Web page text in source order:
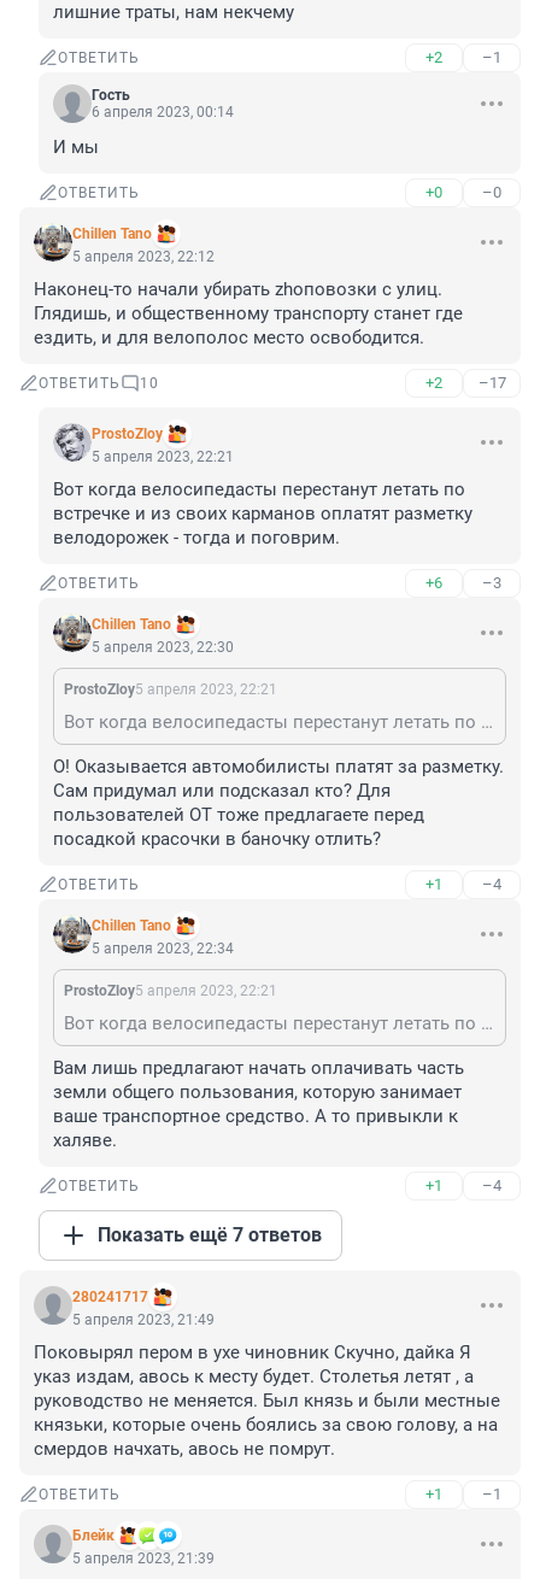
лишние траты, нам некчему
ОТВЕТИТЬ +2 –1
Гость
6 апреля 2023, 00:14
И мы
ОТВЕТИТЬ +0 –0
Chillen Tano
5 апреля 2023, 22:12
Наконец-то начали убирать zhоповозки с улиц.
Глядишь, и общественному транспорту станет где
ездить, и для велополос место освободится.
ОТВЕТИТЬ 10 +2 –17
ProstoZloy
5 апреля 2023, 22:21
Вот когда велосипедасты перестанут летать по
встречке и из своих карманов оплатят разметку
велодорожек - тогда и поговрим.
ОТВЕТИТЬ +6 –3
Chillen Tano
5 апреля 2023, 22:30
ProstoZloy5 апреля 2023, 22:21
Вот когда велосипедасты перестанут летать по встречке и из своих карманов оплатят разметку велодорожек - тогда и поговрим.
О! Оказывается автомобилисты платят за разметку.
Сам придумал или подсказал кто? Для
пользователей ОТ тоже предлагаете перед
посадкой красочки в баночку отлить?
ОТВЕТИТЬ +1 –4
Chillen Tano
5 апреля 2023, 22:34
ProstoZloy5 апреля 2023, 22:21
Вот когда велосипедасты перестанут летать по встречке и из своих карманов оплатят разметку велодорожек - тогда и поговрим.
Вам лишь предлагают начать оплачивать часть
земли общего пользования, которую занимает
ваше транспортное средство. А то привыкли к
халяве.
ОТВЕТИТЬ +1 –4
Показать ещё 7 ответов
280241717
5 апреля 2023, 21:49
Поковырял пером в ухе чиновник Скучно, дайка Я
указ издам, авось к месту будет. Столетья летят , а
руководство не меняется. Был князь и были местные
князьки, которые очень боялись за свою голову, а на
смердов начхать, авось не помрут.
ОТВЕТИТЬ +1 –1
Блейк
5 апреля 2023, 21:39